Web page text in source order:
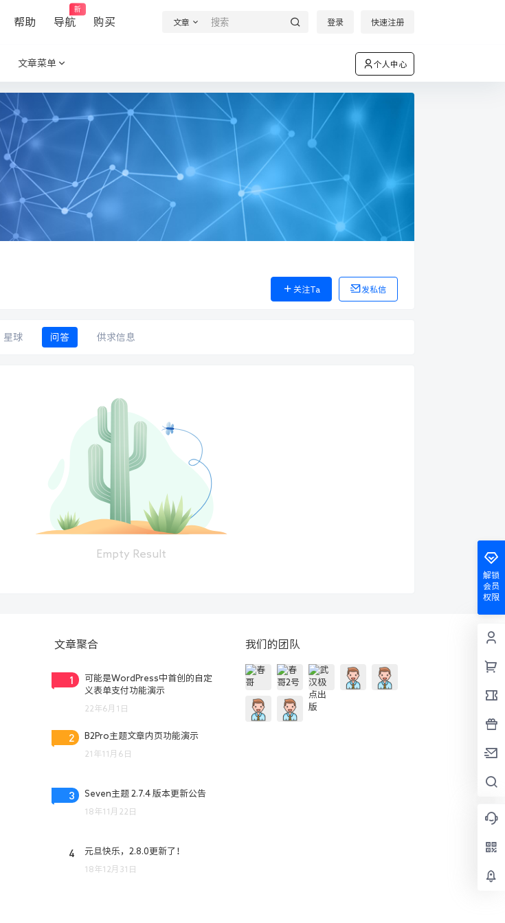
帮助 导航
新
购买 文章 登录 快速注册
文章菜单 个人中心
关注Ta 发私信
星球 问答 供求信息
Empty Result
解锁
会员
权限
文章聚合
1
可能是WordPress中首创的自定
义表单支付功能演示
22年6月1日
2 B2Pro主题文章内页功能演示
21年11月6日
3 Seven主题 2.7.4 版本更新公告
18年11月22日
4 元旦快乐，2.8.0更新了！
18年12月31日
我们的团队